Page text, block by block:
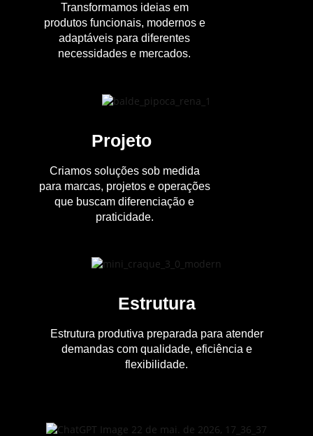
Transformamos ideias em
produtos funcionais, modernos e
adaptáveis para diferentes
necessidades e mercados.
Projeto
Criamos soluções sob medida
para marcas, projetos e operações
que buscam diferenciação e
praticidade.
Estrutura
Estrutura produtiva preparada para atender
demandas com qualidade, eficiência e
flexibilidade.